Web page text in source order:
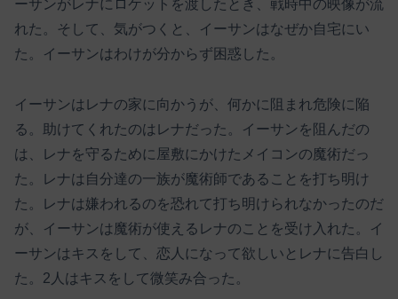
ーサンがレナにロケットを渡したとき、戦時中の映像が流
れた。そして、気がつくと、イーサンはなぜか自宅にい
た。イーサンはわけが分からず困惑した。
イーサンはレナの家に向かうが、何かに阻まれ危険に陥
る。助けてくれたのはレナだった。イーサンを阻んだの
は、レナを守るために屋敷にかけたメイコンの魔術だっ
た。レナは自分達の一族が魔術師であることを打ち明け
た。レナは嫌われるのを恐れて打ち明けられなかったのだ
が、イーサンは魔術が使えるレナのことを受け入れた。イ
ーサンはキスをして、恋人になって欲しいとレナに告白し
た。2人はキスをして微笑み合った。